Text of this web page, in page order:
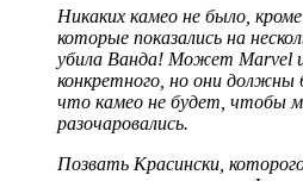
Никаких камео не было,
которые показались на
убила Ванда! Может Marvel
конкретного, но они должны
что камео не будет, чтобы
разочаровались.
Позвать Красински,